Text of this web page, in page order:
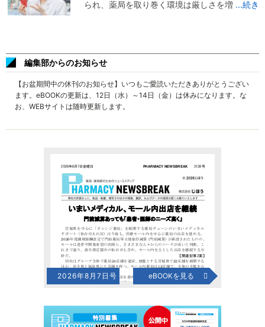
られ、薬局を取り巻く環境は厳しさを増 ...続き
編集部からのお知らせ
【お盆期間中の休刊のお知らせ】いつもご愛読いただきありがとうござい
ます。eBOOKの更新は、12日（水）～14日（金）は休みになります。な
お、WEBサイトは随時更新します。
2026年8月7日号 eBOOKを見る